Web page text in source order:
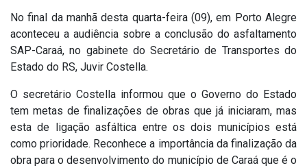
No final da manhã desta quarta-feira (09), em Porto Alegre
aconteceu a audiência sobre a conclusão do asfaltamento
SAP-Caraá, no gabinete do Secretário de Transportes do
Estado do RS, Juvir Costella.
O secretário Costella informou que o Governo do Estado
tem metas de finalizações de obras que já iniciaram, mas
esta de ligação asfáltica entre os dois municípios está
como prioridade. Reconhece a importância da finalização da
obra para o desenvolvimento do município de Caraá que é o